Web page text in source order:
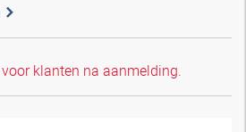
klanten na aanmelding.